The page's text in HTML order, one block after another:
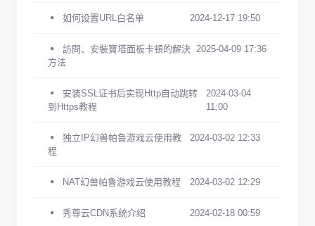
如何设置URL白名单 2024-12-17 19:50
訪問、安裝寶塔面板卡頓的解決
方法
2025-04-09 17:36
安装SSL证书后实现Http自动跳转
到Https教程
2024-03-04
11:00
独立IP幻兽帕鲁游戏云使用教
程
2024-03-02 12:33
NAT幻兽帕鲁游戏云使用教程 2024-03-02 12:29
秀尊云CDN系统介绍 2024-02-18 00:59